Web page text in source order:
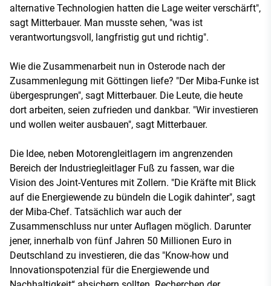
alternative Technologien hatten die Lage weiter verschärft",
sagt Mitterbauer. Man musste sehen, "was ist
verantwortungsvoll, langfristig gut und richtig".
Wie die Zusammenarbeit nun in Osterode nach der
Zusammenlegung mit Göttingen liefe? "Der Miba-Funke ist
übergesprungen", sagt Mitterbauer. Die Leute, die heute
dort arbeiten, seien zufrieden und dankbar. "Wir investieren
und wollen weiter ausbauen", sagt Mitterbauer.
Die Idee, neben Motorengleitlagern im angrenzenden
Bereich der Industriegleitlager Fuß zu fassen, war die
Vision des Joint-Ventures mit Zollern. "Die Kräfte mit Blick
auf die Energiewende zu bündeln die Logik dahinter", sagt
der Miba-Chef. Tatsächlich war auch der
Zusammenschluss nur unter Auflagen möglich. Darunter
jener, innerhalb von fünf Jahren 50 Millionen Euro in
Deutschland zu investieren, die das "Know-how und
Innovationspotenzial für die Energiewende und